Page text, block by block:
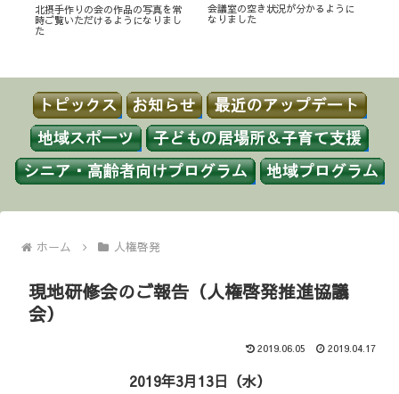
北摂手作りの会の作品の写真を常
時ご覧いただけるようになりまし
た
会議室の空き状況が分かるように
なりました
ホーム 人権啓発
現地研修会のご報告（人権啓発推進協議
会）
2019.06.05 2019.04.17
2019年3月13日（水）